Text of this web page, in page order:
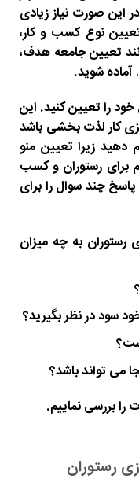
این صورت نیاز زیادی
نوع کسب و کار،
تعیین جامعه هدف،
شوید.
را تعیین کنید. این
کار لذت بخشی باشد
دهید زیرا تعیین منو
برای رستوران و کسب
چند سوال را برای
رستوران به چه میزان
سود در نظر بگیرید؟
می تواند باشد؟
را بررسی نماییم.
رستوران